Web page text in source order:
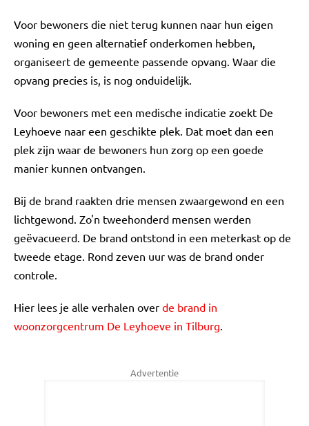
Voor bewoners die niet terug kunnen naar hun eigen
woning en geen alternatief onderkomen hebben,
organiseert de gemeente passende opvang. Waar die
opvang precies is, is nog onduidelijk.
Voor bewoners met een medische indicatie zoekt De
Leyhoeve naar een geschikte plek. Dat moet dan een
plek zijn waar de bewoners hun zorg op een goede
manier kunnen ontvangen.
Bij de brand raakten drie mensen zwaargewond en een
lichtgewond. Zo'n tweehonderd mensen werden
geëvacueerd. De brand ontstond in een meterkast op de
tweede etage. Rond zeven uur was de brand onder
controle.
Hier lees je alle verhalen over de brand in
woonzorgcentrum De Leyhoeve in Tilburg.
Advertentie